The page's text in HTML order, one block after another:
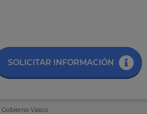
SOLICITAR INFORMACIÓN
Vasco